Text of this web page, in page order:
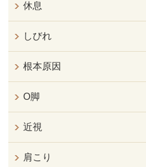
休息
しびれ
根本原因
O脚
近視
肩こり